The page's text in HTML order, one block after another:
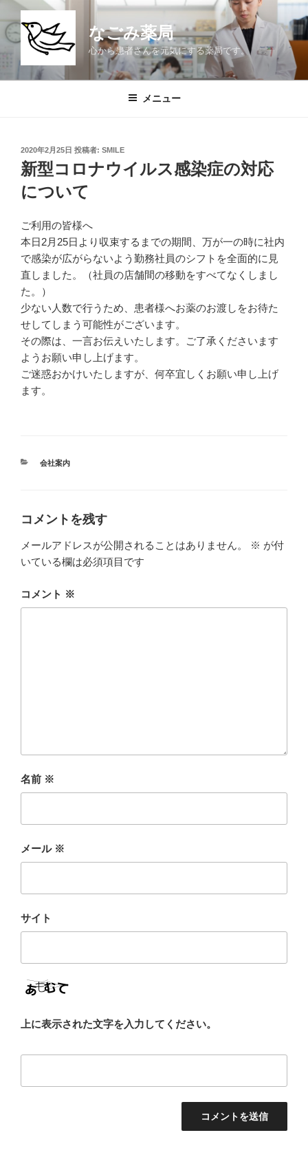
ン
テ
なごみ薬局
心から患者さんを元気にする薬局です。
メニュー
投
稿
日:
2020年2月25日 投稿者: SMILE
新型コロナウイルス感染症の対応
について
ご利用の皆様へ
本日2月25日より収束するまでの期間、万が一の時に社内
で感染が広がらないよう勤務社員のシフトを全面的に見
直しました。（社員の店舗間の移動をすべてなくしまし
た。）
少ない人数で行うため、患者様へお薬のお渡しをお待た
せしてしまう可能性がございます。
その際は、一言お伝えいたします。ご了承くださいます
ようお願い申し上げます。
ご迷惑おかけいたしますが、何卒宜しくお願い申し上げ
ます。
カ
会社案内
コメントを残す
メールアドレスが公開されることはありません。 ※ が付
いている欄は必須項目です
コメント ※
名前 ※
メール ※
サイト
上に表示された文字を入力してください。